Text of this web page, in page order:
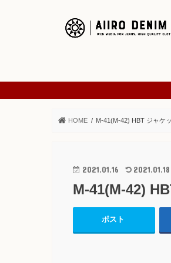
HOME M-41(M-42) HBT ジャケ
2021.01.16 2021.01.18
M-41(M-42)
ポスト